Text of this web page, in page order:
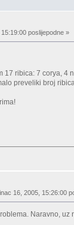
poslijepodne »
17 ribica: 7 corya, 4
preveliki broj
16, 2005, 15:26:00
Naravno,